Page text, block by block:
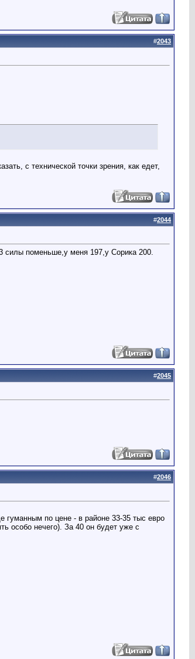
#2043
с технической точки зрения, как едет,
#2044
силы поменьше,у меня 197,у Сорика 200.
#2045
#2046
гуманным по цене - в районе 33-35 тыс евро
особо нечего). За 40 он будет уже с